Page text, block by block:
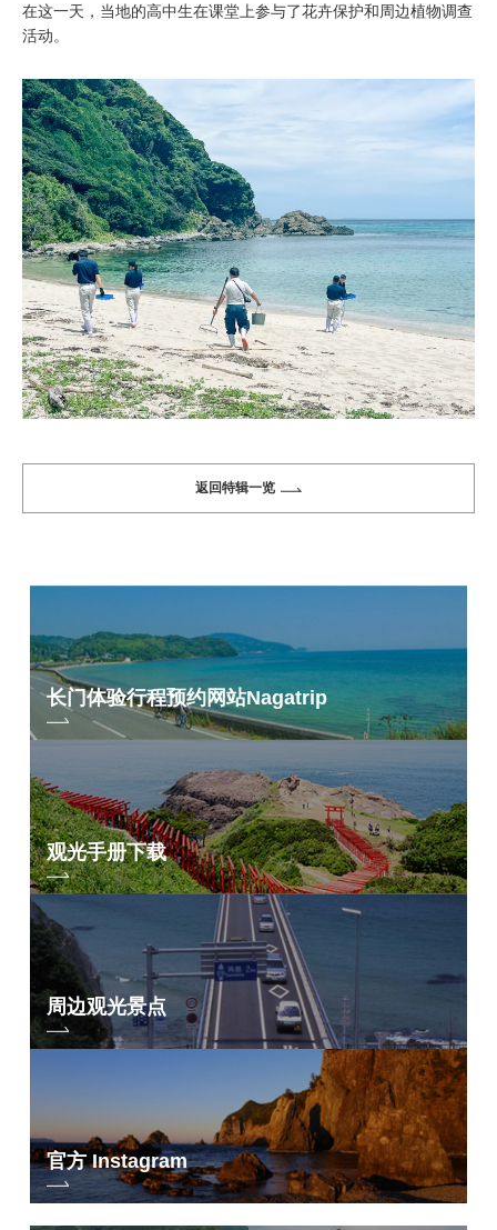
在这一天，当地的高中生在课堂上参与了花卉保护和周边植物调查
活动。
返回特辑一览
长门体验行程预约网站Nagatrip
观光手册下载
周边观光景点
官方 Instagram